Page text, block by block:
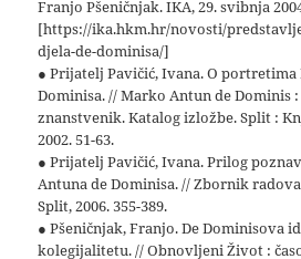
Franjo Pšeničnjak. IKA, 29. svibnja
[https://ika.hkm.hr/novosti/
djela-de-dominisa/]
● Prijatelj Pavičić, Ivana. O
Dominisa. // Marko Antun de Dominis
znanstvenik. Katalog izložbe. Split :
2002. 51-63.
● Prijatelj Pavičić, Ivana. Prilog
Antuna de Dominisa. // Zbornik
Split, 2006. 355-389.
● Pšeničnjak, Franjo. De Dominisova
kolegijalitetu. // Obnovljeni Život :